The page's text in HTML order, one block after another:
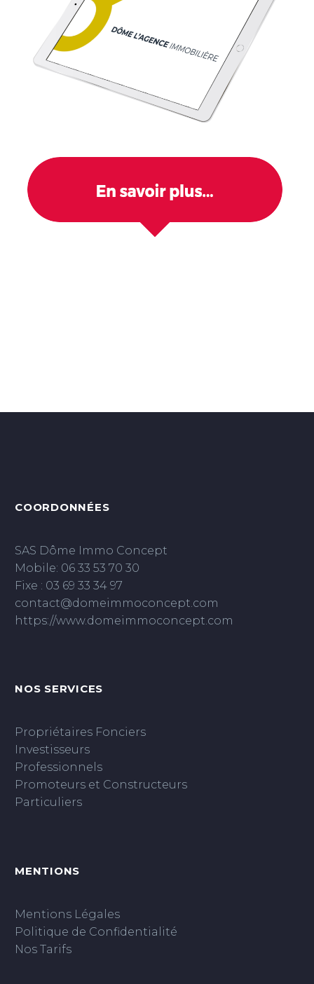
COORDONNÉES
SAS Dôme Immo Concept
Mobile: 06 33 53 70 30
Fixe : 03 69 33 34 97
contact@domeimmoconcept.com
https://www.domeimmoconcept.com
NOS SERVICES
Propriétaires Fonciers
Investisseurs
Professionnels
Promoteurs et Constructeurs
Particuliers
MENTIONS
Mentions Légales
Politique de Confidentialité
Nos Tarifs